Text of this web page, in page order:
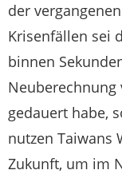
der
Krisenfällen sei
binnen
Neuberechnung
gedauert habe,
nutzen Taiwans
Zukunft, um im